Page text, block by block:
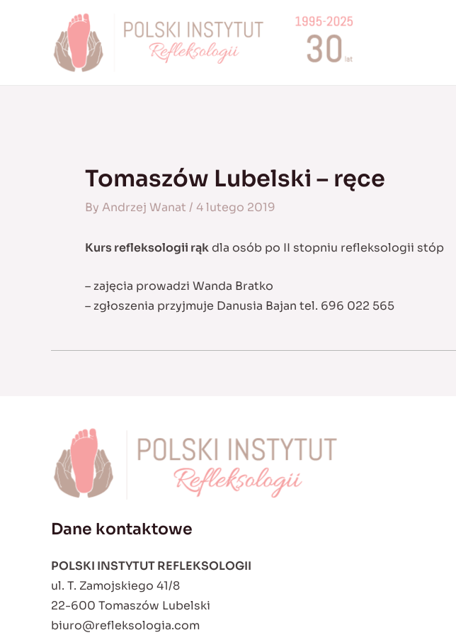
Tomaszów Lubelski – ręce
By Andrzej Wanat / 4 lutego 2019
Kurs refleksologii rąkdla osób po II stopniu refleksologii stóp
– zajęcia prowadzi Wanda Bratko
– zgłoszenia przyjmuje Danusia Bajan tel. 696 022 565
Dane kontaktowe
POLSKI INSTYTUT REFLEKSOLOGII
ul. T. Zamojskiego 41/8
22-600 Tomaszów Lubelski
biuro@refleksologia.com